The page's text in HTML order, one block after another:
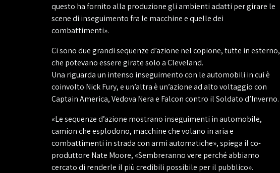
questo ha fornito alla produzione gli ambienti adatti per girare le
scene di inseguimento fra le macchine e quelle dei
combattimenti».
Ci sono due grandi sequenze d’azione nel copione, tutte in esterno,
che potevano essere girate solo a Cleveland.
Una riguarda un intenso inseguimento con le automobili in cui è
coinvolto Nick Fury, e un’altra è un’azione ad alto voltaggio con
Captain America, Vedova Nera e Falcon contro il Soldato d’Inverno.
«Le sequenze d’azione mostrano inseguimenti in automobile,
camion che esplodono, macchine che volano in aria e
combattimenti in strada con armi automatiche», spiega il co-
produttore Nate Moore, «Sembreranno vere perché abbiamo
cercato di renderle il più credibili possibile per il pubblico».